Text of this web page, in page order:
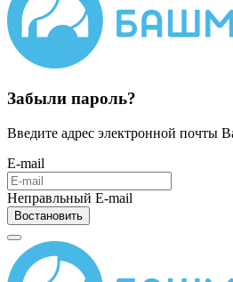
Забыли пароль?
Введите адрес электронной почты
E-mail
Неправльный E-mail
Востановить